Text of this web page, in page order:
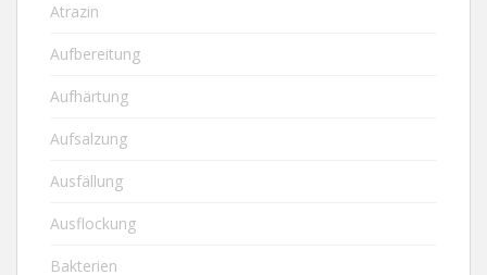
Atrazin
Aufbereitung
Aufhärtung
Aufsalzung
Ausfällung
Ausflockung
Bakterien